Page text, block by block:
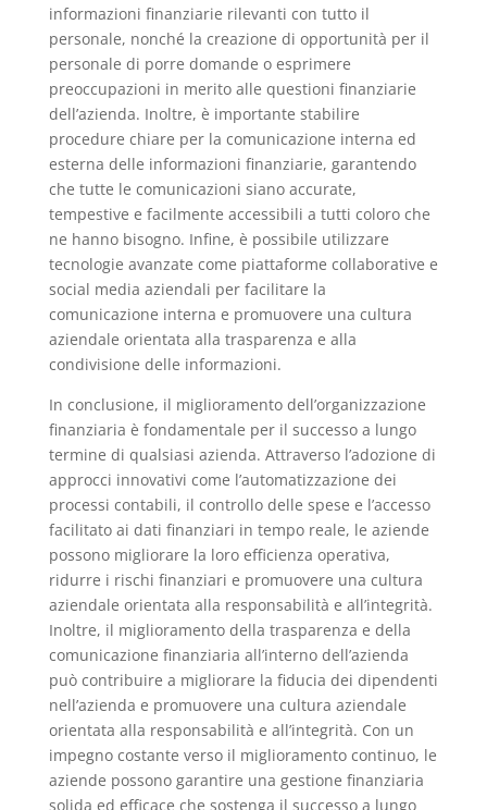
informazioni finanziarie rilevanti con tutto il
personale, nonché la creazione di opportunità per il
personale di porre domande o esprimere
preoccupazioni in merito alle questioni finanziarie
dell’azienda. Inoltre, è importante stabilire
procedure chiare per la comunicazione interna ed
esterna delle informazioni finanziarie, garantendo
che tutte le comunicazioni siano accurate,
tempestive e facilmente accessibili a tutti coloro che
ne hanno bisogno. Infine, è possibile utilizzare
tecnologie avanzate come piattaforme collaborative e
social media aziendali per facilitare la
comunicazione interna e promuovere una cultura
aziendale orientata alla trasparenza e alla
condivisione delle informazioni.
In conclusione, il miglioramento dell’organizzazione
finanziaria è fondamentale per il successo a lungo
termine di qualsiasi azienda. Attraverso l’adozione di
approcci innovativi come l’automatizzazione dei
processi contabili, il controllo delle spese e l’accesso
facilitato ai dati finanziari in tempo reale, le aziende
possono migliorare la loro efficienza operativa,
ridurre i rischi finanziari e promuovere una cultura
aziendale orientata alla responsabilità e all’integrità.
Inoltre, il miglioramento della trasparenza e della
comunicazione finanziaria all’interno dell’azienda
può contribuire a migliorare la fiducia dei dipendenti
nell’azienda e promuovere una cultura aziendale
orientata alla responsabilità e all’integrità. Con un
impegno costante verso il miglioramento continuo, le
aziende possono garantire una gestione finanziaria
solida ed efficace che sostenga il successo a lungo